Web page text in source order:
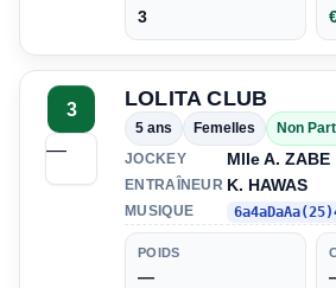
3
3
—
LOLITA CLUB
5 ans Femelles
Non
JOCKEY
Mlle A. ZABE
ENTRAÎNEUR K. HAWAS
MUSIQUE
POIDS
—